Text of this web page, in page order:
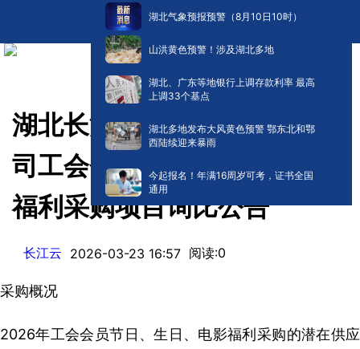
湖北气象预报预警（8月10日10时）
山洪黄色预警！涉及湖北多地
湖北、广东等地银行上调存款利率 最高
上调33个基点
湖北多地发布大风黄色预警 鄂东北和鄂
西陆续迎来暴雨
今起报名！年满16周岁可考，证书全国
通用
湖北长江云新媒体集团有限公
司工会会员节日、生日、电影
福利采购项目询比公告
长江云 2026-03-23 16:57 阅读:0
采购概况
2026年工会会员节日、生日、电影福利采购的潜在供应